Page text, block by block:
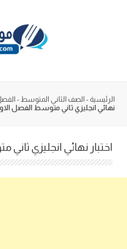
الرئيسية - الصف الثاني المتوسط -
نهائي انجليزي ثاني متوسط الفصل الاول
اختبار نهائي انجليزي ثاني